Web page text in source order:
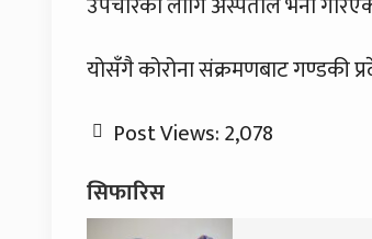
योसँगै कोरोना संक्रमणबाट गण्डकी
Post Views:2,078
सिफारिस